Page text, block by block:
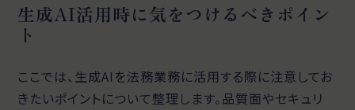
生成AI活用時に気をつけるべきポイン
ト
ここでは、生成AIを法務業務に活用する際に注意してお
きたいポイントについて整理します。品質面やセキュリ